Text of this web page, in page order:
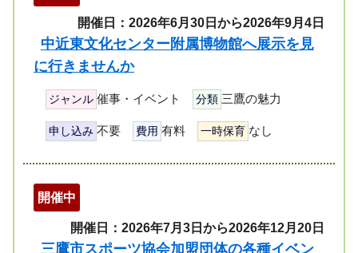
開催日：2026年6月30日から2026年9月4日
中近東文化センター附属博物館へ展示を見
に行きませんか
ジャンル 催事・イベント 分類 三鷹の魅力
申し込み 不要 費用 有料 一時保育 なし
開催中
開催日：2026年7月3日から2026年12月20日
三鷹市スポーツ協会加盟団体の各種イベン